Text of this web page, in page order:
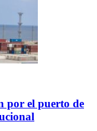
por el puerto de